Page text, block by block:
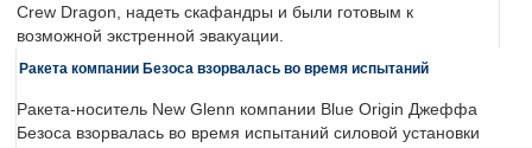
Crew Dragon, надеть скафандры и были готовым к
возможной экстренной эвакуации.
Ракета компании Безоса взорвалась во время испытаний
Ракета-носитель New Glenn компании Blue Origin Джеффа
Безоса взорвалась во время испытаний силовой установки